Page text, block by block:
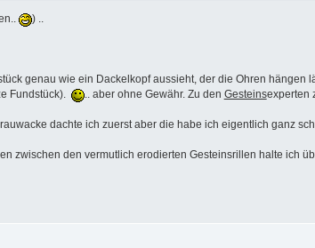
) ..
genau wie ein Dackelkopf aussieht, der die Ohren hängen
Fundstück).
.. aber ohne Gewähr. Zu den Gesteinsexperten
dachte ich zuerst aber die habe ich eigentlich ganz
zwischen den vermutlich erodierten Gesteinsrillen halte ich